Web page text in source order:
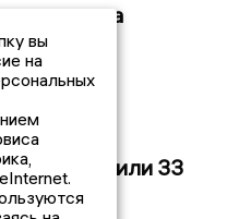
прошла
потратили 33
свалки
вы
на